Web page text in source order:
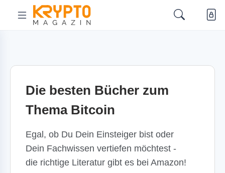
Die besten Bücher zum
Thema Bitcoin
Egal, ob Du Dein Einsteiger bist oder
Dein Fachwissen vertiefen möchtest -
die richtige Literatur gibt es bei Amazon!